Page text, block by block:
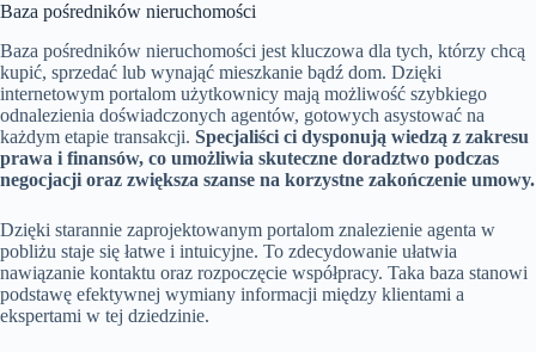
Baza pośredników nieruchomości
Baza pośredników nieruchomości jest kluczowa dla tych, którzy chcą
kupić, sprzedać lub wynająć mieszkanie bądź dom. Dzięki
internetowym portalom użytkownicy mają możliwość szybkiego
odnalezienia doświadczonych agentów, gotowych asystować na
każdym etapie transakcji. Specjaliści ci dysponują wiedzą z zakresu
prawa i finansów, co umożliwia skuteczne doradztwo podczas
negocjacji oraz zwiększa szanse na korzystne zakończenie umowy.
Dzięki starannie zaprojektowanym portalom znalezienie agenta w
pobliżu staje się łatwe i intuicyjne. To zdecydowanie ułatwia
nawiązanie kontaktu oraz rozpoczęcie współpracy. Taka baza stanowi
podstawę efektywnej wymiany informacji między klientami a
ekspertami w tej dziedzinie.